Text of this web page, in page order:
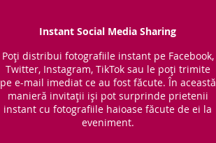
Instant Social Media Sharing
Poți distribui fotografiile instant pe Facebook,
Twitter, Instagram, TikTok sau le poți trimite
pe e-mail imediat ce au fost făcute. În această
manieră invitații iși pot surprinde prietenii
instant cu fotografiile haioase făcute de ei la
eveniment.